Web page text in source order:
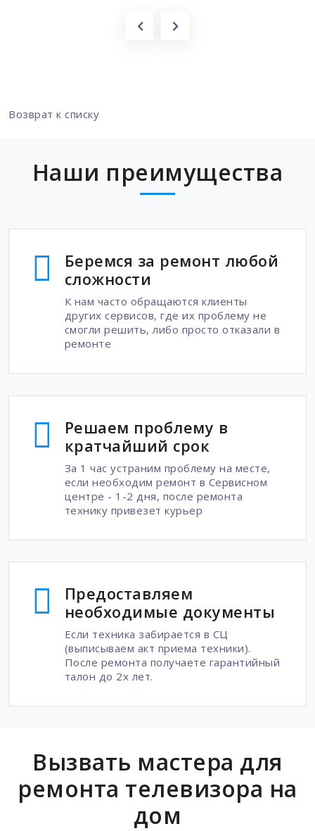
Возврат к списку
Наши преимущества
Беремся за ремонт любой
сложности
К нам часто обращаются клиенты
других сервисов, где их проблему не
смогли решить, либо просто отказали в
ремонте
Решаем проблему в
кратчайший срок
За 1 час устраним проблему на месте,
если необходим ремонт в Сервисном
центре - 1-2 дня, после ремонта
технику привезет курьер
Предоставляем
необходимые документы
Если техника забирается в СЦ
(выписываем акт приема техники).
После ремонта получаете гарантийный
талон до 2х лет.
Вызвать мастера для
ремонта телевизора на
дом